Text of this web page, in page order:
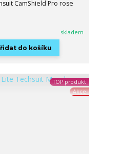
CamShield Pro rose
skladem
do košíku
TOP produkt
Akce